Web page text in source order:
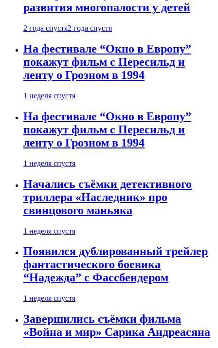
развития многопалости у детей
2 года спустя2 года спустя
На фестивале “Окно в Европу”
покажут фильм с Пересильд и
ленту о Грозном в 1994
1 неделя спустя
На фестивале “Окно в Европу”
покажут фильм с Пересильд и
ленту о Грозном в 1994
1 неделя спустя
Начались съёмки детективного
триллера «Наследник» про
свинцового маньяка
1 неделя спустя
Появился дублированный трейлер
фантастического боевика
“Надежда” с Фассбендером
1 неделя спустя
Завершились съёмки фильма
«Война и мир» Сарика Андреасяна